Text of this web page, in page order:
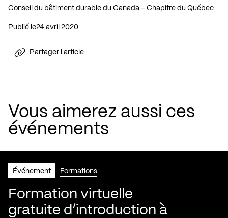
Conseil du bâtiment durable du Canada – Chapitre du Québec
Publié le 24 avril 2020
Partager l'article
Vous aimerez aussi ces
événements
Événement Formations
Formation virtuelle
gratuite d’introduction à